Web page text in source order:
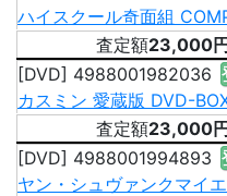
ハイスクール奇面組
23,000円
[DVD] 4988001982036
カスミン 愛蔵版 DVD-
23,000円
[DVD] 4988001994893
ヤン・シュヴァンクマイ